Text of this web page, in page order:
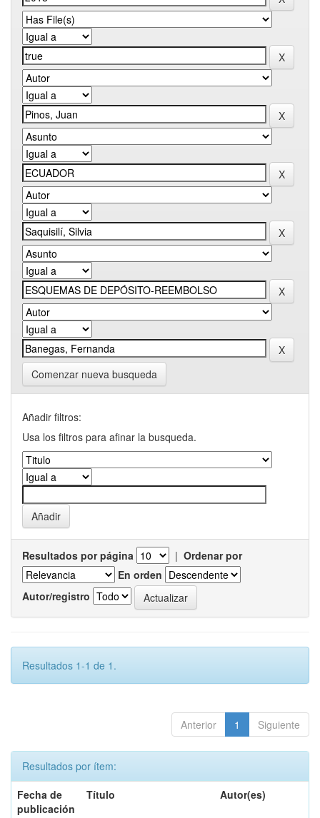
Comenzar nueva busqueda
Añadir filtros:
Usa los filtros para afinar la busqueda.
Resultados por página | Ordenar por
En orden
Autor/registro
Resultados 1-1 de 1.
Anterior 1 Siguiente
Resultados por ítem:
Fecha de
publicación
Título Autor(es)